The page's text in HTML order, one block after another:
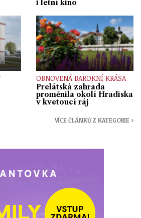
i letní kino
OBNOVENÁ BAROKNÍ KRÁSA
Prelátská zahrada
proměnila okolí Hradiska
v kvetoucí ráj
VÍCE ČLÁNKŮ Z KATEGORIE ›